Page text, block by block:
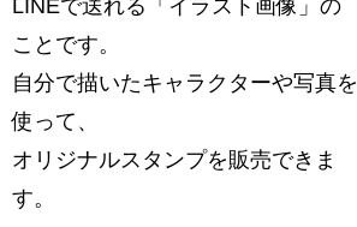
LINEで送れる「イラスト画像」の
ことです。
自分で描いたキャラクターや写真を
使って、
オリジナルスタンプを販売できま
す。